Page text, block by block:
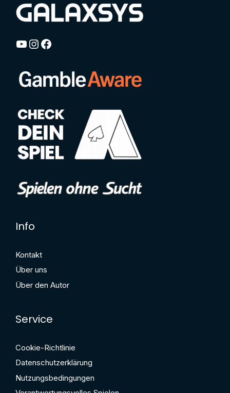
YouTube
Instagram
Facebook
Info
Kontakt
Über uns
Über den Autor
Service
Cookie-Richtlinie
Datenschutzerklärung
Nutzungsbedingungen